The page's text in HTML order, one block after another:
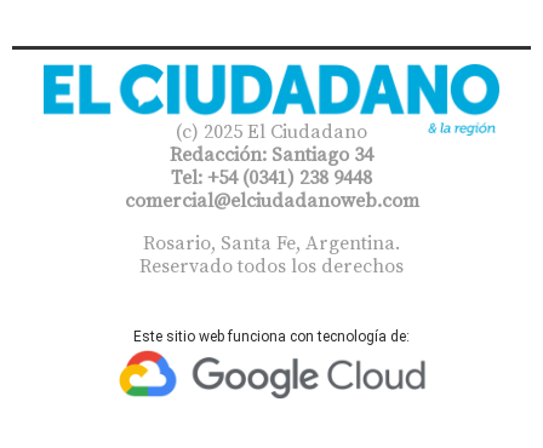
(c) 2025 El Ciudadano
Redacción: Santiago 34
Tel: +54 (0341) 238 9448
comercial@elciudadanoweb.com​
Rosario, Santa Fe, Argentina.
Reservado todos los derechos
Este sitio web funciona con tecnología de: